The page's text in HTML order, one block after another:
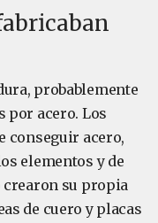
probablemente
por acero. Los
conseguir acero,
elementos y de
crearon su propia
de cuero y placas